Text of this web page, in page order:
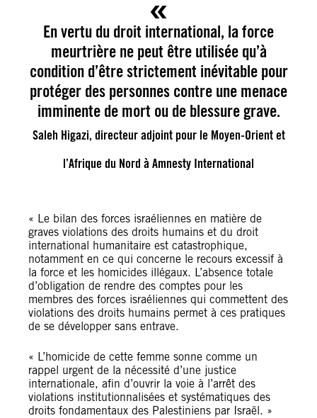
En vertu du droit international, la force
meurtrière ne peut être utilisée qu’à
condition d’être strictement inévitable pour
protéger des personnes contre une menace
imminente de mort ou de blessure grave.
Saleh Higazi, directeur adjoint pour le Moyen-Orient et
l’Afrique du Nord à Amnesty International
« Le bilan des forces israéliennes en matière de
graves violations des droits humains et du droit
international humanitaire est catastrophique,
notamment en ce qui concerne le recours excessif à
la force et les homicides illégaux. L’absence totale
d’obligation de rendre des comptes pour les
membres des forces israéliennes qui commettent des
violations des droits humains permet à ces pratiques
de se développer sans entrave.
« L’homicide de cette femme sonne comme un
rappel urgent de la nécessité d’une justice
internationale, afin d’ouvrir la voie à l’arrêt des
violations institutionnalisées et systématiques des
droits fondamentaux des Palestiniens par Israël. »